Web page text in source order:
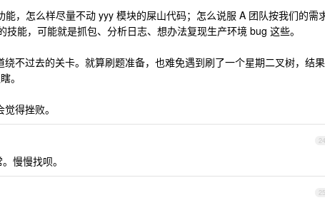
能，怎么样尽量不动 yyy 模块的屎山代码；怎么说服 A 团队按我们的需
能，可能就是抓包、分析日志、想办法复现生产环境 bug 这些。
不过去的关卡。就算刷题准备，也难免遇到刷了一个星期二叉树，结果
。
得挫败。
24
慢慢找呗。
25